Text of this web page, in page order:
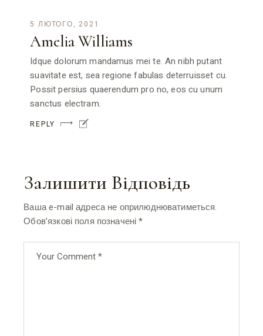
5 ЛЮТОГО, 2021
Amelia Williams
Idque dolorum mandamus mei te. An nibh putant
suavitate est, sea regione fabulas deterruisset cu.
Possit persius quaerendum pro no, eos cu unum
sanctus electram.
REPLY
Залишити Відповідь
Ваша e-mail адреса не оприлюднюватиметься.
Обов’язкові поля позначені*